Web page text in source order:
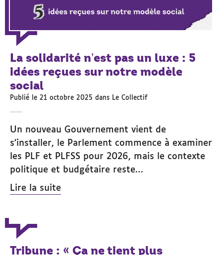
La solidarité n’est pas un luxe : 5
idées reçues sur notre modèle
social
Publié le 21 octobre 2025 dans Le Collectif
Un nouveau Gouvernement vient de
s’installer, le Parlement commence à examiner
les PLF et PLFSS pour 2026, mais le contexte
politique et budgétaire reste…
Lire la suite
Tribune : « Ça ne tient plus